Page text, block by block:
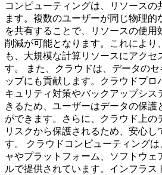
コンピューティングは、リソースの
ます。複数のユーザーが同じ物理的
を共有することで、リソースの使用
削減が可能となります。これにより
も、大規模な計算リソースにアクセ
す。 また、クラウドは、データの
ップにも貢献します。クラウドプロ
キュリティ対策やバックアップシス
きるため、ユーザーはデータの保護
ができます。さらに、クラウド上の
リスクから保護されるため、安心し
す。 クラウドコンピューティング
ャやプラットフォーム、ソフトウェ
ルで提供されています。インフラス